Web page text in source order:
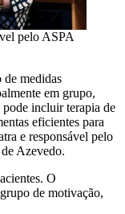
pelo ASPA
de medidas
em grupo,
incluir terapia de
eficientes para
e responsável pelo
Azevedo.
O
de motivação,